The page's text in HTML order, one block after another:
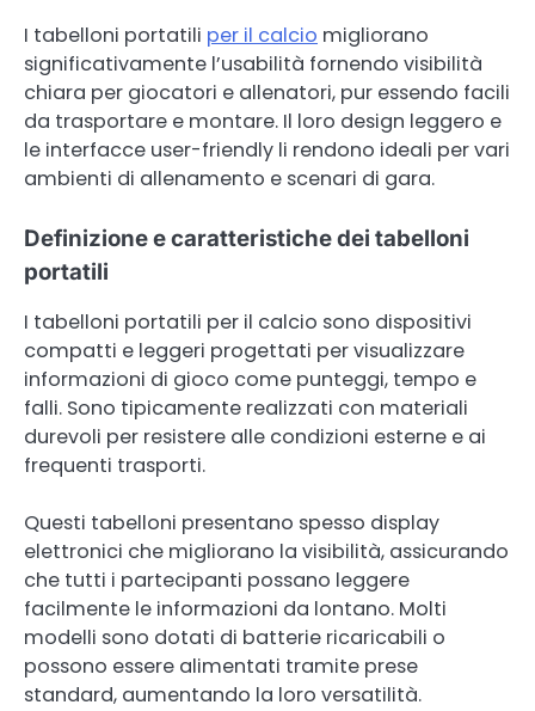
I tabelloni portatili per il calcio migliorano
significativamente l’usabilità fornendo visibilità
chiara per giocatori e allenatori, pur essendo facili
da trasportare e montare. Il loro design leggero e
le interfacce user-friendly li rendono ideali per vari
ambienti di allenamento e scenari di gara.
Definizione e caratteristiche dei tabelloni
portatili
I tabelloni portatili per il calcio sono dispositivi
compatti e leggeri progettati per visualizzare
informazioni di gioco come punteggi, tempo e
falli. Sono tipicamente realizzati con materiali
durevoli per resistere alle condizioni esterne e ai
frequenti trasporti.
Questi tabelloni presentano spesso display
elettronici che migliorano la visibilità, assicurando
che tutti i partecipanti possano leggere
facilmente le informazioni da lontano. Molti
modelli sono dotati di batterie ricaricabili o
possono essere alimentati tramite prese
standard, aumentando la loro versatilità.